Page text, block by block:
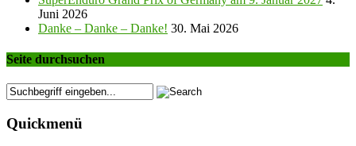
Juni 2026
Danke – Danke – Danke! 30. Mai 2026
Seite durchsuchen
Quickmenü